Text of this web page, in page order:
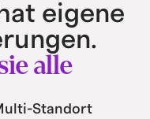
eigene
alle
Standort